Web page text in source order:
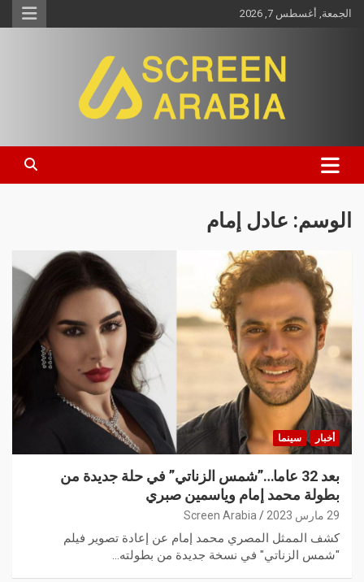
الجمعة, أغسطس 7, 2026
Screen Arabia
الوسم: عادل إمام
أخبار سينما
بعد 32 عاما…”شمس الزناتي” في حلة جديدة من
بطولة محمد إمام وياسمين صبري
29 مارس 2023 Screen Arabia
كشف الممثل المصري محمد إمام عن إعادة تصوير فيلم
"شمس الزناتي" في نسخة جديدة من بطولته…